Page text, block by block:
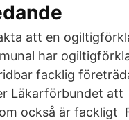
att en
har
facklig
Läkarförbundet att
också är fackligt